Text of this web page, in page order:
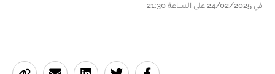
في 24/02/2025 على الساعة 21:30